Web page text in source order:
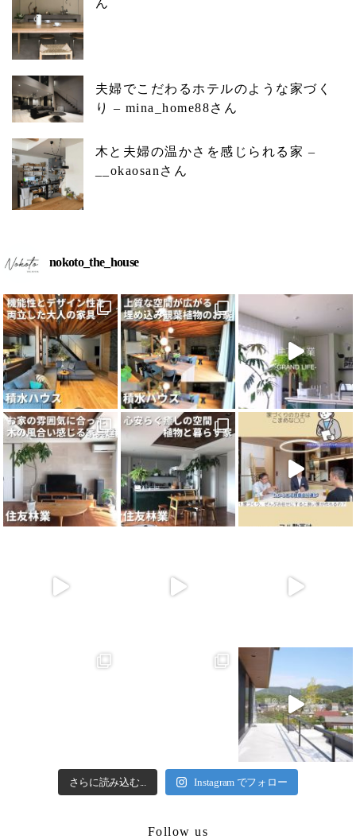
夫婦でこだわるホテルのような家づく
り – mina_home88さん
木と夫婦の温かさを感じられる家 –
__okaosanさん
nokoto_the_house
さらに読み込む... Instagram でフォロー
Follow us